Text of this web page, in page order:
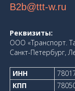
B2b@ttt-w.ru
Реквизиты:
ООО «Транспорт.
Санкт-Петербург,
ИНН
КПП